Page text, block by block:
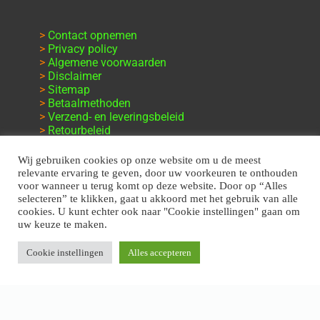
> Contact opnemen
> Privacy policy
> Algemene voorwaarden
> Disclaimer
> Sitemap
> Betaalmethoden
> Verzend- en leveringsbeleid
> Retourbeleid
Wij gebruiken cookies op onze website om u de meest
relevante ervaring te geven, door uw voorkeuren te onthouden
voor wanneer u terug komt op deze website. Door op “Alles
selecteren” te klikken, gaat u akkoord met het gebruik van alle
cookies. U kunt echter ook naar "Cookie instellingen" gaan om
uw keuze te maken.
Cookie instellingen Alles accepteren